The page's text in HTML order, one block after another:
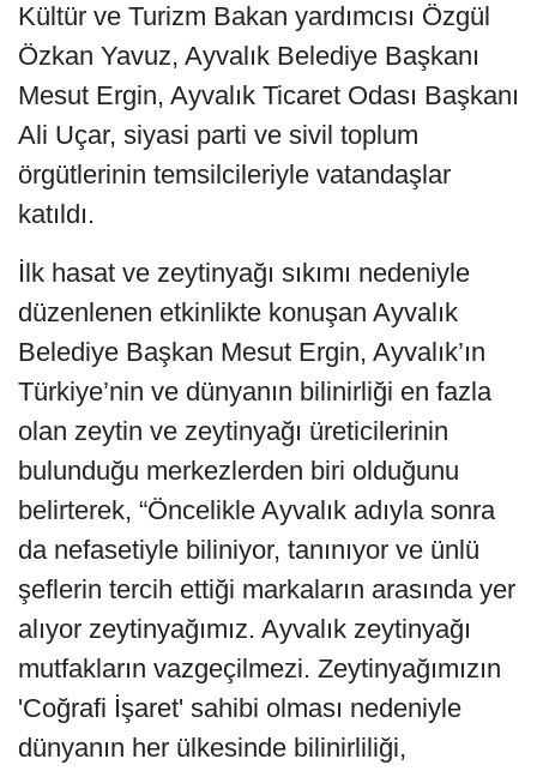
Kültür ve Turizm Bakan yardımcısı Özgül
Özkan Yavuz, Ayvalık Belediye Başkanı
Mesut Ergin, Ayvalık Ticaret Odası Başkanı
Ali Uçar, siyasi parti ve sivil toplum
örgütlerinin temsilcileriyle vatandaşlar
katıldı.
İlk hasat ve zeytinyağı sıkımı nedeniyle
düzenlenen etkinlikte konuşan Ayvalık
Belediye Başkan Mesut Ergin, Ayvalık’ın
Türkiye’nin ve dünyanın bilinirliği en fazla
olan zeytin ve zeytinyağı üreticilerinin
bulunduğu merkezlerden biri olduğunu
belirterek, “Öncelikle Ayvalık adıyla sonra
da nefasetiyle biliniyor, tanınıyor ve ünlü
şeflerin tercih ettiği markaların arasında yer
alıyor zeytinyağımız. Ayvalık zeytinyağı
mutfakların vazgeçilmezi. Zeytinyağımızın
'Coğrafi İşaret' sahibi olması nedeniyle
dünyanın her ülkesinde bilinirliliği,